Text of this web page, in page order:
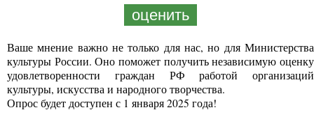
оценить
Ваше мнение важно не только для нас, но для Министерства
культуры России. Оно поможет получить независимую оценку
удовлетворенности граждан РФ работой организаций
культуры, искусства и народного творчества.
Опрос будет доступен с 1 января 2025 года!